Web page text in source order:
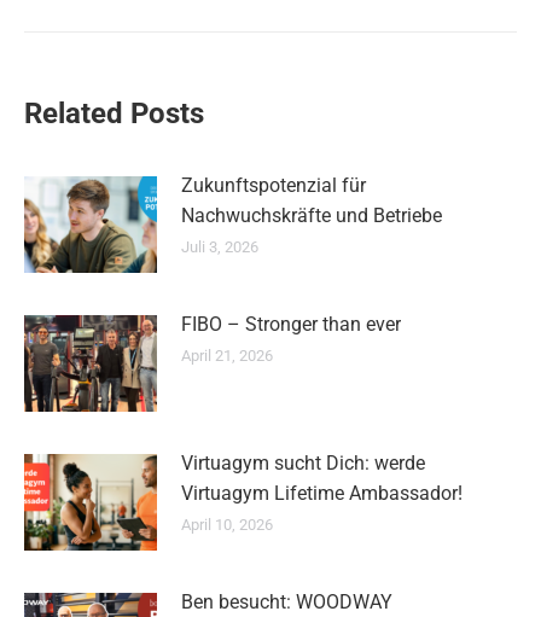
Related Posts
Zukunftspotenzial für
Nachwuchskräfte und Betriebe
Juli 3, 2026
FIBO – Stronger than ever
April 21, 2026
Virtuagym sucht Dich: werde
Virtuagym Lifetime Ambassador!
April 10, 2026
Ben besucht: WOODWAY